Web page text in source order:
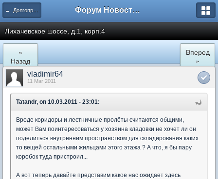
← Долгопрудный Форум Новостройки
Лихачевское шоссе, д.1, корп.4
«
Назад
Вперед
»
vladimir64
11 Mar 2011
Tatandr, on 10.03.2011 - 23:01:
Вроде коридоры и лестничные пролёты считаются общими,
может Вам поинтересоваться у хозяина кладовки не хочет ли он
поделиться внутренним пространством для складирования каких
то вещей остальными жильцами этого этажа ? А что, я бы пару
коробок туда пристроил...
А вот теперь давайте представим какое нас ожидает здесь